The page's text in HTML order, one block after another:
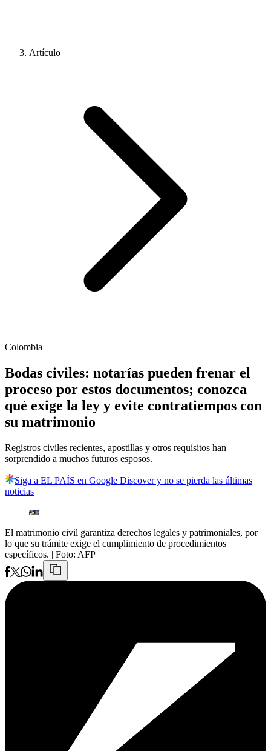
Artículo
Colombia
Bodas civiles: notarías pueden frenar el
proceso por estos documentos; conozca
qué exige la ley y evite contratiempos con
su matrimonio
Registros civiles recientes, apostillas y otros requisitos han
sorprendido a muchos futuros esposos.
Siga a EL PAÍS en Google Discover y no se pierda las últimas
noticias
El matrimonio civil garantiza derechos legales y patrimoniales, por
lo que su trámite exige el cumplimiento de procedimientos
específicos. | Foto: AFP